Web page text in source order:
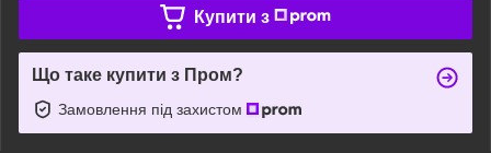
Купити з
Що таке купити з Пром?
Замовлення під захистом